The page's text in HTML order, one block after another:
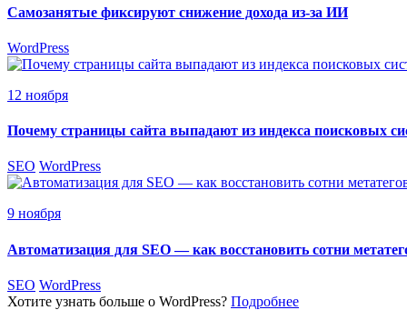
Самозанятые фиксируют снижение дохода из-за ИИ
WordPress
12 ноября
Почему страницы сайта выпадают из индекса поисковых
SEO WordPress
9 ноября
Автоматизация для SEO — как восстановить сотни
SEO WordPress
Хотите узнать больше о WordPress? Подробнее